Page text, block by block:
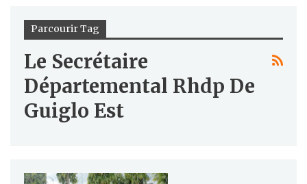
Parcourir Tag
Le Secrétaire
Départemental Rhdp De
Guiglo Est